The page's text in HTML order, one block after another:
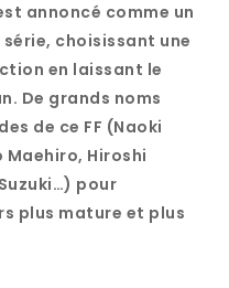
annoncé comme un
choisissant une
en laissant le
De grands noms
de ce FF (Naoki
Maehiro, Hiroshi
pour
plus mature et plus